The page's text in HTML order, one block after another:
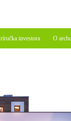
investora O